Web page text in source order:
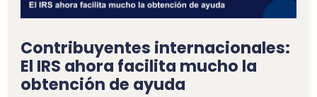
Contribuyentes internacionales:
El IRS ahora facilita mucho la
obtención de ayuda